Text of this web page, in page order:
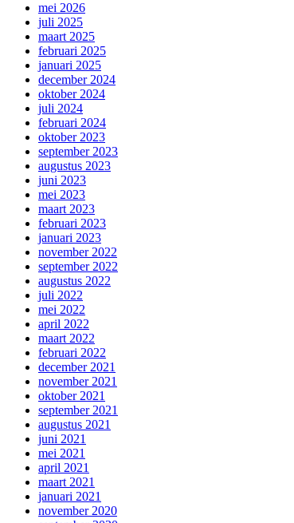
mei 2026
juli 2025
maart 2025
februari 2025
januari 2025
december 2024
oktober 2024
juli 2024
februari 2024
oktober 2023
september 2023
augustus 2023
juni 2023
mei 2023
maart 2023
februari 2023
januari 2023
november 2022
september 2022
augustus 2022
juli 2022
mei 2022
april 2022
maart 2022
februari 2022
december 2021
november 2021
oktober 2021
september 2021
augustus 2021
juni 2021
mei 2021
april 2021
maart 2021
januari 2021
november 2020